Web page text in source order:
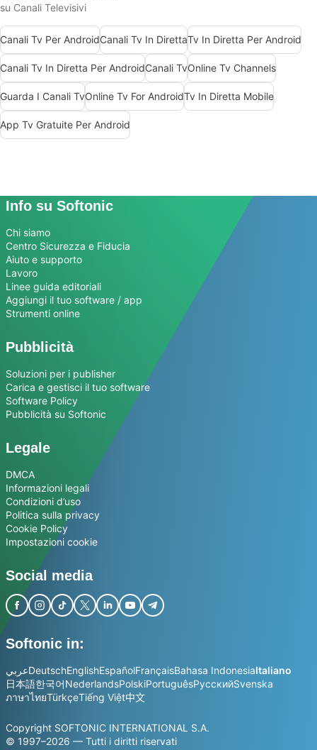
su Canali Televisivi
Canali Tv Per AndroidCanali Tv In DirettaTv In Diretta Per Android
Canali Tv In Diretta Per AndroidCanali TvOnline Tv Channels
Guarda I Canali TvOnline Tv For AndroidTv In Diretta Mobile
App Tv Gratuite Per Android
Info su Softonic
Chi siamo
Centro Sicurezza e Fiducia
Aiuto e supporto
Lavoro
Linee guida editoriali
Aggiungi il tuo software / app
Strumenti online
Pubblicità
Soluzioni per i publisher
Carica e gestisci il tuo software
Software Policy
Pubblicità su Softonic
Legale
DMCA
Informazioni legali
Condizioni d’uso
Politica sulla privacy
Cookie Policy
Impostazioni cookie
Social media
Softonic in:
عربيDeutschEnglishEspañolFrançaisBahasa IndonesiaItaliano
日本語한국어NederlandsPolskiPortuguêsРусскийSvenska
ภาษาไทยTürkçeTiếng Việt中文
Copyright SOFTONIC INTERNATIONAL S.A.
© 1997–2026 — Tutti i diritti riservati